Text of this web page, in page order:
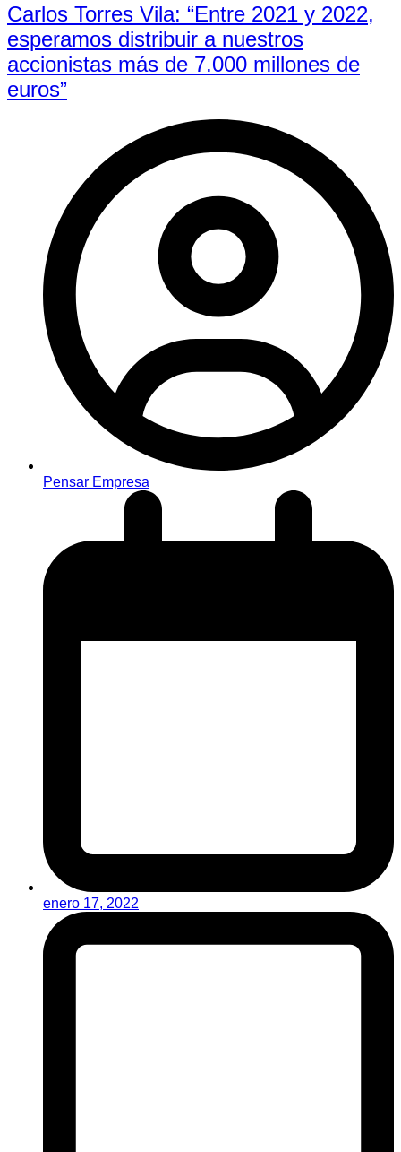
Carlos Torres Vila: “Entre 2021 y 2022,
esperamos distribuir a nuestros
accionistas más de 7.000 millones de
euros”
Pensar Empresa
enero 17, 2022